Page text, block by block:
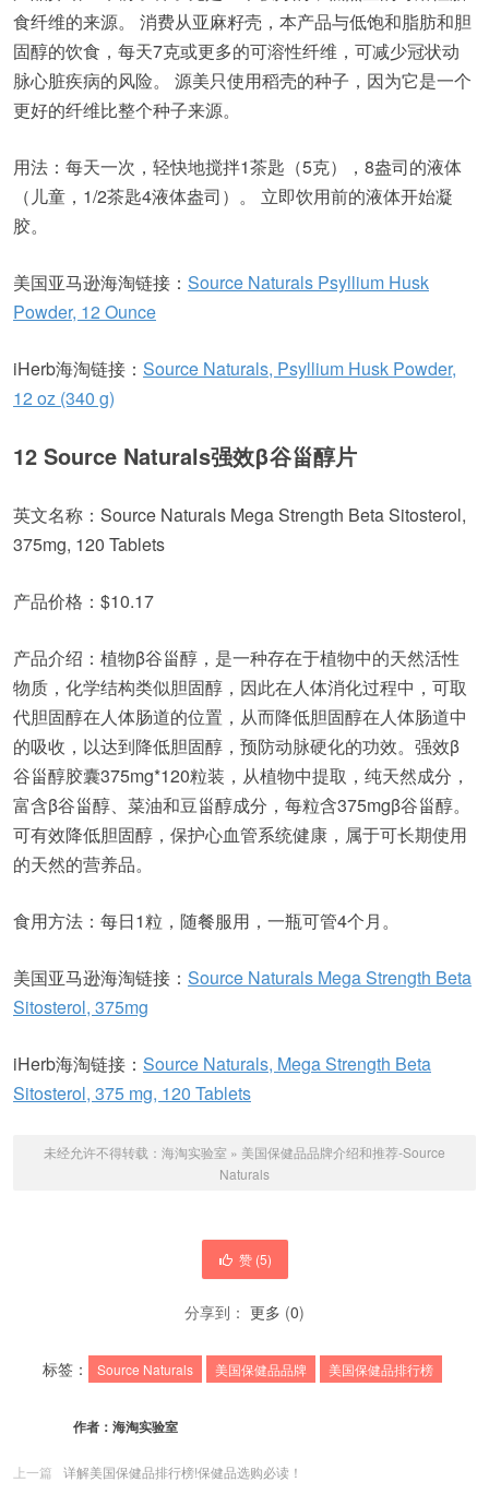
食纤维的来源。 消费从亚麻籽壳，本产品与低饱和脂肪和胆
固醇的饮食，每天7克或更多的可溶性纤维，可减少冠状动
脉心脏疾病的风险。 源美只使用稻壳的种子，因为它是一个
更好的纤维比整个种子来源。
用法：每天一次，轻快地搅拌1茶匙（5克），8盎司的液体
（儿童，1/2茶匙4液体盎司）。 立即饮用前的液体开始凝
胶。
美国亚马逊海淘链接： Source Naturals Psyllium Husk
Powder, 12 Ounce
iHerb海淘链接： Source Naturals, Psyllium Husk Powder,
12 oz (340 g)
12 Source Naturals强效β谷甾醇片
英文名称：Source Naturals Mega Strength Beta Sitosterol,
375mg, 120 Tablets
产品价格：$10.17
产品介绍：植物β谷甾醇，是一种存在于植物中的天然活性
物质，化学结构类似胆固醇，因此在人体消化过程中，可取
代胆固醇在人体肠道的位置，从而降低胆固醇在人体肠道中
的吸收，以达到降低胆固醇，预防动脉硬化的功效。强效β
谷甾醇胶囊375mg*120粒装，从植物中提取，纯天然成分，
富含β谷甾醇、菜油和豆甾醇成分，每粒含375mgβ谷甾醇。
可有效降低胆固醇，保护心血管系统健康，属于可长期使用
的天然的营养品。
食用方法：每日1粒，随餐服用，一瓶可管4个月。
美国亚马逊海淘链接： Source Naturals Mega Strength Beta
Sitosterol, 375mg
iHerb海淘链接： Source Naturals, Mega Strength Beta
Sitosterol, 375 mg, 120 Tablets
未经允许不得转载： 海淘实验室 » 美国保健品品牌介绍和推荐-Source
Naturals
赞 (5)
分享到： 更多 (0)
标签： Source Naturals 美国保健品品牌 美国保健品排行榜
作者： 海淘实验室
上一篇
详解美国保健品排行榜!保健品选购必读！